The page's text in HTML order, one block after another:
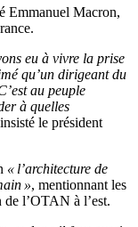
Emmanuel Macron,
eu à vivre la prise
qu’un dirigeant du
au peuple
à quelles
le président
« l’architecture de
», mentionnant les
l’OTAN à l’est.